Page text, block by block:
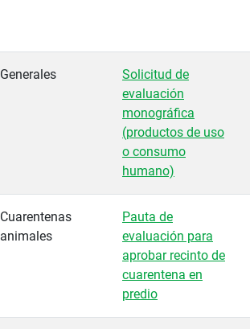
Generales
Solicitud de
evaluación
monográfica
(productos de uso
o consumo
humano)
Cuarentenas
animales
Pauta de
evaluación para
aprobar recinto de
cuarentena en
predio